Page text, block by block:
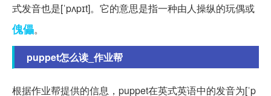
式发音也是[ˈpʌpɪt]。它的意思是指一种由人操纵的玩偶或
傀儡。
puppet怎么读_作业帮
根据作业帮提供的信息，puppet在英式英语中的发音为[ˈp